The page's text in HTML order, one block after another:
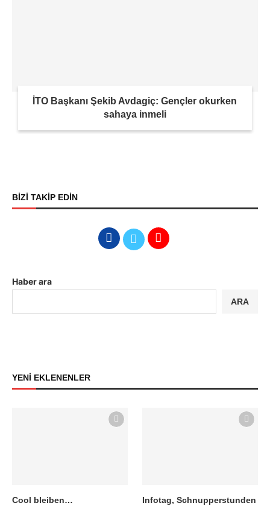
İTO Başkanı Şekib Avdagiç: Gençler okurken
sahaya inmeli
BİZİ TAKİP EDİN
Haber ara
ARA
YENİ EKLENENLER
Cool bleiben…
Infotag, Schnupperstunden